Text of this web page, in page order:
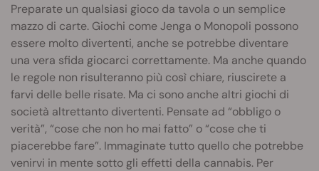
Preparate un qualsiasi gioco da tavola o un semplice
mazzo di carte. Giochi come Jenga o Monopoli possono
essere molto divertenti, anche se potrebbe diventare
una vera sfida giocarci correttamente. Ma anche quando
le regole non risulteranno più così chiare, riuscirete a
farvi delle belle risate. Ma ci sono anche altri giochi di
società altrettanto divertenti. Pensate ad “obbligo o
verità”, “cose che non ho mai fatto” o “cose che ti
piacerebbe fare”. Immaginate tutto quello che potrebbe
venirvi in mente sotto gli effetti della cannabis. Per